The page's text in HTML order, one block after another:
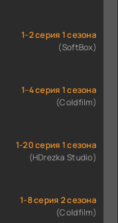
1-2 серия 1 сезона
(SoftBox)
1-4 серия 1 сезона
(Coldfilm)
1-20 серия 1 сезона
(HDrezka Studio)
1-8 серия 2 сезона
(Coldfilm)